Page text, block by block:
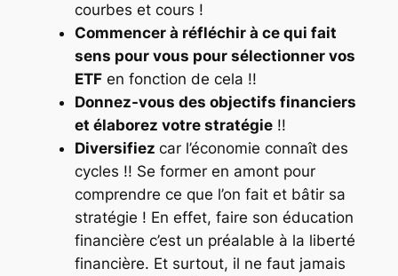
courbes et cours !
Commencer à réfléchir à ce qui fait
sens pour vous pour sélectionner vos
ETFen fonction de cela !!
Donnez-vous des objectifs financiers
et élaborez votre stratégie!!
Diversifiez car l’économie connaît des
cycles !! Se former en amont pour
comprendre ce que l’on fait et bâtir sa
stratégie ! En effet, faire son éducation
financière c’est un préalable à la liberté
financière. Et surtout, il ne faut jamais